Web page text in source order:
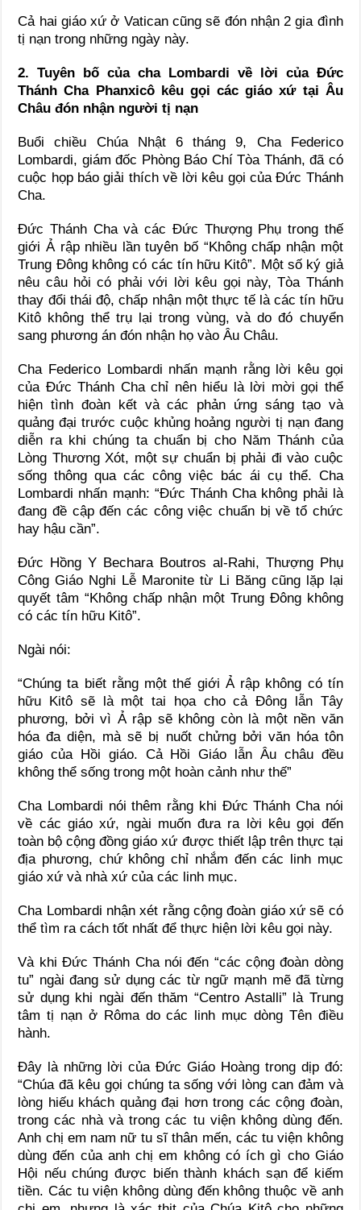
Cả hai giáo xứ ở Vatican cũng sẽ đón nhận 2 gia đình
tị nạn trong những ngày này.
2. Tuyên bố của cha Lombardi về lời của Đức
Thánh Cha Phanxicô kêu gọi các giáo xứ tại Âu
Châu đón nhận người tị nạn
Buổi chiều Chúa Nhật 6 tháng 9, Cha Federico
Lombardi, giám đốc Phòng Báo Chí Tòa Thánh, đã có
cuộc họp báo giải thích về lời kêu gọi của Đức Thánh
Cha.
Đức Thánh Cha và các Đức Thượng Phụ trong thế
giới Ả rập nhiều lần tuyên bố “Không chấp nhận một
Trung Đông không có các tín hữu Kitô”. Một số ký giả
nêu câu hỏi có phải với lời kêu gọi này, Tòa Thánh
thay đổi thái độ, chấp nhận một thực tế là các tín hữu
Kitô không thể trụ lại trong vùng, và do đó chuyển
sang phương án đón nhận họ vào Âu Châu.
Cha Federico Lombardi nhấn mạnh rằng lời kêu gọi
của Đức Thánh Cha chỉ nên hiểu là lời mời gọi thể
hiện tình đoàn kết và các phản ứng sáng tạo và
quảng đại trước cuộc khủng hoảng người tị nạn đang
diễn ra khi chúng ta chuẩn bị cho Năm Thánh của
Lòng Thương Xót, một sự chuẩn bị phải đi vào cuộc
sống thông qua các công việc bác ái cụ thể. Cha
Lombardi nhấn mạnh: “Đức Thánh Cha không phải là
đang đề cập đến các công việc chuẩn bị về tổ chức
hay hậu cần”.
Đức Hồng Y Bechara Boutros al-Rahi, Thượng Phụ
Công Giáo Nghi Lễ Maronite từ Li Băng cũng lặp lại
quyết tâm “Không chấp nhận một Trung Đông không
có các tín hữu Kitô”.
Ngài nói:
“Chúng ta biết rằng một thế giới Ả rập không có tín
hữu Kitô sẽ là một tai họa cho cả Ðông lẫn Tây
phương, bởi vì Ả rập sẽ không còn là một nền văn
hóa đa diện, mà sẽ bị nuốt chửng bởi văn hóa tôn
giáo của Hồi giáo. Cả Hồi Giáo lẫn Âu châu đều
không thể sống trong một hoàn cảnh như thế”
Cha Lombardi nói thêm rằng khi Đức Thánh Cha nói
về các giáo xứ, ngài muốn đưa ra lời kêu gọi đến
toàn bộ cộng đồng giáo xứ được thiết lập trên thực tại
địa phương, chứ không chỉ nhắm đến các linh mục
giáo xứ và nhà xứ của các linh mục.
Cha Lombardi nhận xét rằng cộng đoàn giáo xứ sẽ có
thể tìm ra cách tốt nhất để thực hiện lời kêu gọi này.
Và khi Đức Thánh Cha nói đến “các cộng đoàn dòng
tu” ngài đang sử dụng các từ ngữ mạnh mẽ đã từng
sử dụng khi ngài đến thăm “Centro Astalli” là Trung
tâm tị nạn ở Rôma do các linh mục dòng Tên điều
hành.
Đây là những lời của Đức Giáo Hoàng trong dịp đó:
“Chúa đã kêu gọi chúng ta sống với lòng can đảm và
lòng hiếu khách quảng đại hơn trong các cộng đoàn,
trong các nhà và trong các tu viện không dùng đến.
Anh chị em nam nữ tu sĩ thân mến, các tu viện không
dùng đến của anh chị em không có ích gì cho Giáo
Hội nếu chúng được biến thành khách sạn để kiếm
tiền. Các tu viện không dùng đến không thuộc về anh